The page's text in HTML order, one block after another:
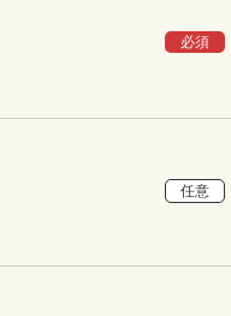
必須
任意